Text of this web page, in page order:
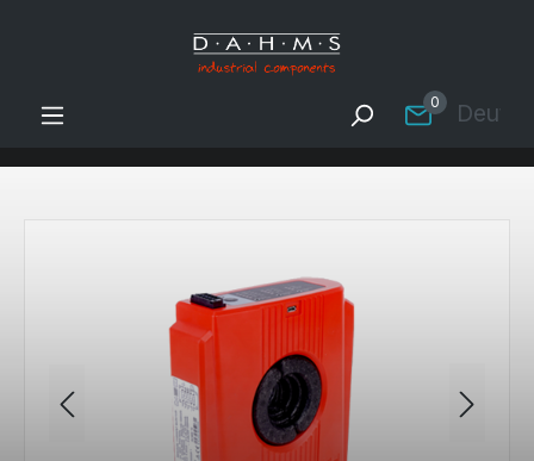
Zum Hauptinhalt springen
0
Bildergalerie überspringen